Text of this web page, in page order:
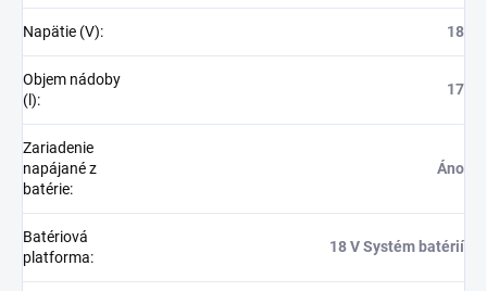
Napätie (V): 18
Objem nádoby
(l):
17
Zariadenie
napájané z
batérie:
Áno
Batériová
platforma:
18 V Systém batérií